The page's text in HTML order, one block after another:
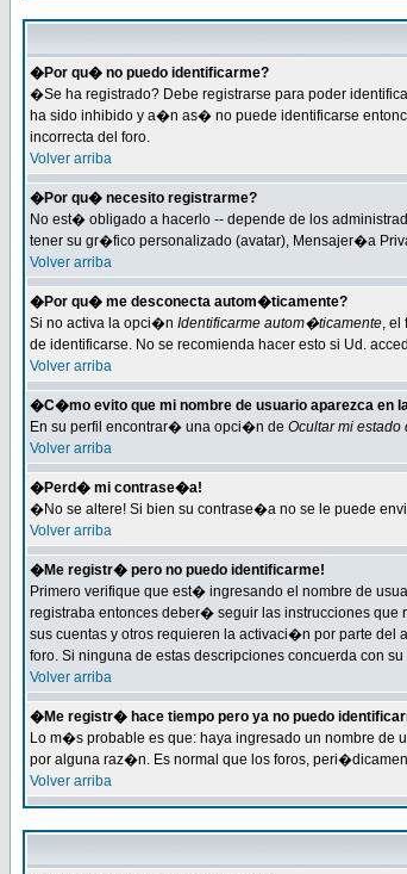
�Por qu� no puedo identificarme?
�Se ha registrado? Debe registrarse para poder
ha sido inhibido y a�n as� no puede identificarse
incorrecta del foro.
Volver arriba
�Por qu� necesito registrarme?
No est� obligado a hacerlo -- depende de los
tener su gr�fico personalizado (avatar), Mensajer�a
Volver arriba
�Por qu� me desconecta autom�ticamente?
Si no activa la opci�n Identificarme autom�ticamente, el
de identificarse. No se recomienda hacer esto si Ud.
Volver arriba
�C�mo evito que mi nombre de usuario aparezca en
En su perfil encontrar� una opci�n de Ocultar mi
Volver arriba
�Perd� mi contrase�a!
�No se altere! Si bien su contrase�a no se le puede
Volver arriba
�Me registr� pero no puedo identificarme!
Primero verifique que est� ingresando el nombre de
registraba entonces deber� seguir las instrucciones
sus cuentas y otros requieren la activaci�n por parte del
foro. Si ninguna de estas descripciones concuerda con
Volver arriba
�Me registr� hace tiempo pero ya no puedo
Lo m�s probable es que: haya ingresado un nombre
por alguna raz�n. Es normal que los foros,
Volver arriba